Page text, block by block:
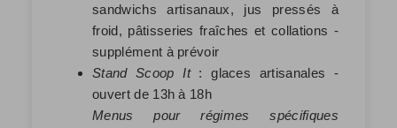
sandwichs artisanaux, jus pressés à
froid, pâtisseries fraîches et collations -
supplément à prévoir
Stand Scoop It: glaces artisanales -
ouvert de 13h à 18h
Menus pour régimes spécifiques